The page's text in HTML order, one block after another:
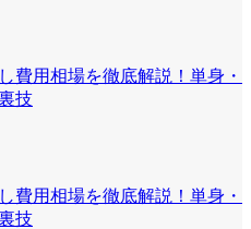
費用相場を徹底解説！単身・
技
費用相場を徹底解説！単身・
技